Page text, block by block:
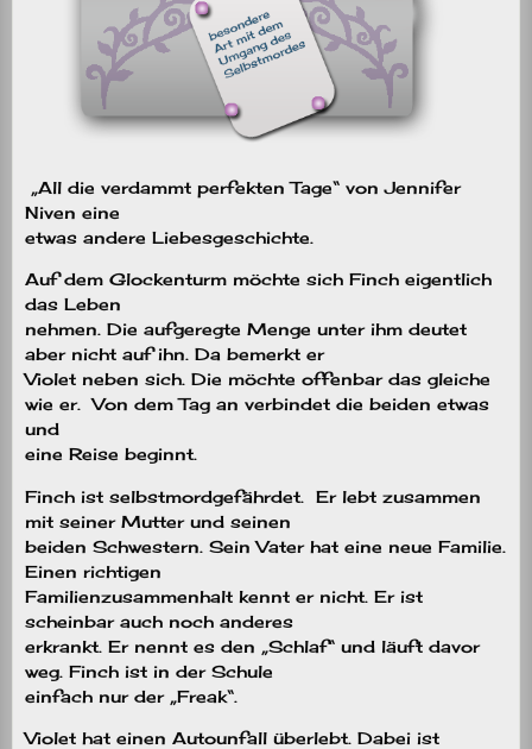
„All die verdammt perfekten Tage“ von Jennifer
Niven eine
etwas andere Liebesgeschichte.
Auf dem Glockenturm möchte sich Finch eigentlich
das Leben
nehmen. Die aufgeregte Menge unter ihm deutet
aber nicht auf ihn. Da bemerkt er
Violet neben sich. Die möchte offenbar das gleiche
wie er. Von dem Tag an verbindet die beiden etwas
und
eine Reise beginnt.
Finch ist selbstmordgefährdet. Er lebt zusammen
mit seiner Mutter und seinen
beiden Schwestern. Sein Vater hat eine neue Familie.
Einen richtigen
Familienzusammenhalt kennt er nicht. Er ist
scheinbar auch noch anderes
erkrankt. Er nennt es den „Schlaf“ und läuft davor
weg. Finch ist in der Schule
einfach nur der „Freak“.
Violet hat einen Autounfall überlebt. Dabei ist